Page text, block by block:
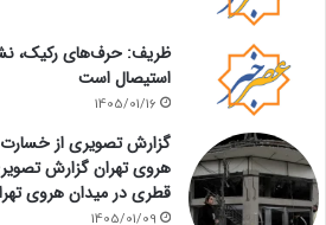
ظریف: حرف‌های رکیک،
استیصال است
1405/01/16
گزارش تصویری از خسارت
هروی تهران گزارش
قطری در میدان هروی
1405/01/09